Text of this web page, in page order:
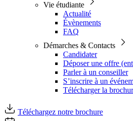
Vie étudiante
Actualité
Évènements
FAQ
Démarches & Contacts
Candidater
Déposer une offre
Parler à un conseiller
S’inscrire à un
Télécharger la
Téléchargez notre brochure